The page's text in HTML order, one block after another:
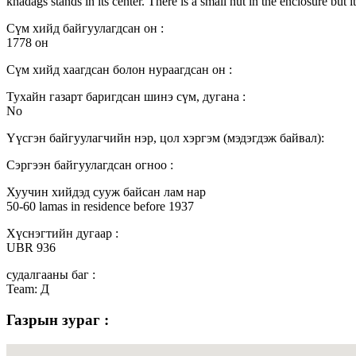
Сүм хийд байгуулагдсан он :
1778 он
Сүм хийд хаагдсан болон нураагдсан он :
Тухайн газарт баригдсан шинэ сүм, дугана :
No
Үүсгэн байгуулагчийн нэр, цол хэргэм (мэдэгдэж байвал):
Сэргээн байгуулагдсан огноо :
Хуучин хийдэд сууж байсан лам нар
50-60 lamas in residence before 1937
Хүснэгтийн дугаар :
UBR 936
судалгааны баг :
Team: Д
Газрын зураг :